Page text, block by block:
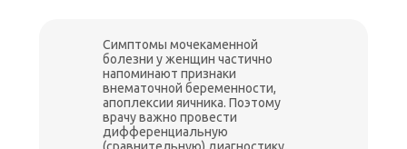
Симптомы мочекаменной
болезни у женщин частично
напоминают признаки
внематочной беременности,
апоплексии яичника. Поэтому
врачу важно провести
дифференциальную